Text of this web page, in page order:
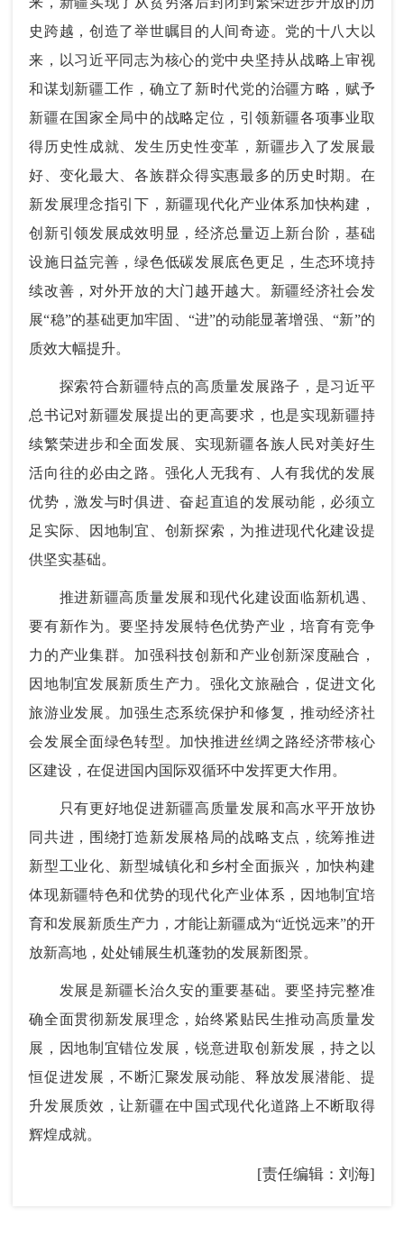
史跨越，创造了举世瞩目的人间奇迹。党的十八大以
来，以习近平同志为核心的党中央坚持从战略上审视
和谋划新疆工作，确立了新时代党的治疆方略，赋予
新疆在国家全局中的战略定位，引领新疆各项事业取
得历史性成就、发生历史性变革，新疆步入了发展最
好、变化最大、各族群众得实惠最多的历史时期。在
新发展理念指引下，新疆现代化产业体系加快构建，
创新引领发展成效明显，经济总量迈上新台阶，基础
设施日益完善，绿色低碳发展底色更足，生态环境持
续改善，对外开放的大门越开越大。新疆经济社会发
展“稳”的基础更加牢固、“进”的动能显著增强、“新”的
质效大幅提升。
探索符合新疆特点的高质量发展路子，是习近平
总书记对新疆发展提出的更高要求，也是实现新疆持
续繁荣进步和全面发展、实现新疆各族人民对美好生
活向往的必由之路。强化人无我有、人有我优的发展
优势，激发与时俱进、奋起直追的发展动能，必须立
足实际、因地制宜、创新探索，为推进现代化建设提
供坚实基础。
推进新疆高质量发展和现代化建设面临新机遇、
要有新作为。要坚持发展特色优势产业，培育有竞争
力的产业集群。加强科技创新和产业创新深度融合，
因地制宜发展新质生产力。强化文旅融合，促进文化
旅游业发展。加强生态系统保护和修复，推动经济社
会发展全面绿色转型。加快推进丝绸之路经济带核心
区建设，在促进国内国际双循环中发挥更大作用。
只有更好地促进新疆高质量发展和高水平开放协
同共进，围绕打造新发展格局的战略支点，统筹推进
新型工业化、新型城镇化和乡村全面振兴，加快构建
体现新疆特色和优势的现代化产业体系，因地制宜培
育和发展新质生产力，才能让新疆成为“近悦远来”的开
放新高地，处处铺展生机蓬勃的发展新图景。
发展是新疆长治久安的重要基础。要坚持完整准
确全面贯彻新发展理念，始终紧贴民生推动高质量发
展，因地制宜错位发展，锐意进取创新发展，持之以
恒促进发展，不断汇聚发展动能、释放发展潜能、提
升发展质效，让新疆在中国式现代化道路上不断取得
辉煌成就。
[责任编辑：刘海]